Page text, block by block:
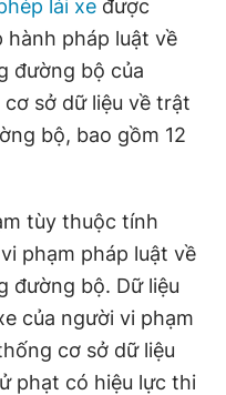
lái xe được
hành pháp luật về
đường bộ của
sở dữ liệu về trật
bộ, bao gồm 12
tùy thuộc tính
phạm pháp luật về
đường bộ. Dữ liệu
của người vi phạm
cơ sở dữ liệu
phạt có hiệu lực thi